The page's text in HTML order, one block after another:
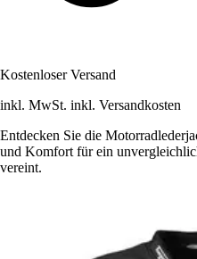
Kostenloser Versand
inkl. MwSt. inkl. Versandkosten
Entdecken Sie die
und Komfort für ein
vereint.